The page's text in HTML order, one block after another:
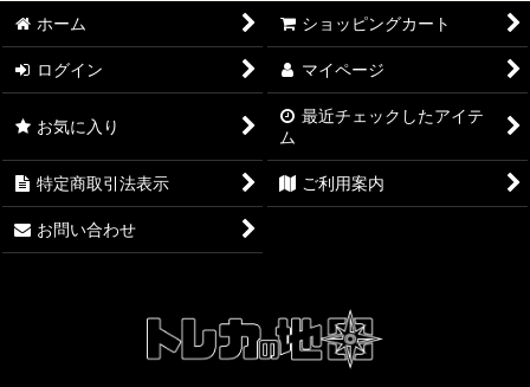
【ワンピースカード】ブースターパック 決戦の刻【OP-16】
【ワンピースカード】ブースターパック 神の島の冒険【OP-
15】
【ワンピースカード】エクストラブースター EGGHEAD
CRISIS【EB-04】
【ワンピースカード】ブースターパック 蒼海の七傑【OP-14】
【ワンピースカード】ブースターパック 受け継がれる意志
ホーム ショッピングカート
ログイン マイページ
お気に入り
最近チェックしたアイテ
ム
特定商取引法表示 ご利用案内
お問い合わせ